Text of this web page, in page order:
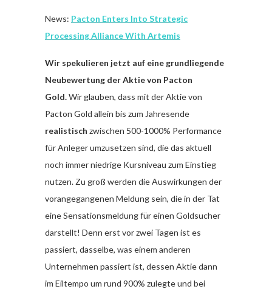
News: Pacton Enters Into Strategic
Processing Alliance With Artemis
Wir spekulieren jetzt auf eine grundliegende
Neubewertung der Aktie von Pacton
Gold.Wir glauben, dass mit der Aktie von
Pacton Gold allein bis zum Jahresende
realistisch zwischen 500-1000% Performance
für Anleger umzusetzen sind, die das aktuell
noch immer niedrige Kursniveau zum Einstieg
nutzen. Zu groß werden die Auswirkungen der
vorangegangenen Meldung sein, die in der Tat
eine Sensationsmeldung für einen Goldsucher
darstellt! Denn erst vor zwei Tagen ist es
passiert, dasselbe, was einem anderen
Unternehmen passiert ist, dessen Aktie dann
im Eiltempo um rund 900% zulegte und bei